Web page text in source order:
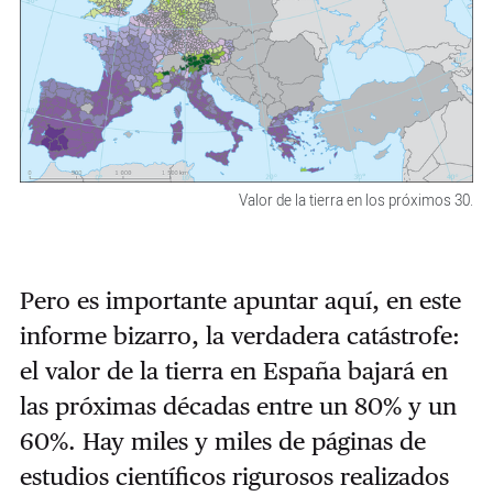
Valor de la tierra en los próximos 30.
Pero es importante apuntar aquí, en este
informe bizarro, la verdadera catástrofe:
el valor de la tierra en España bajará en
las próximas décadas entre un 80% y un
60%. Hay miles y miles de páginas de
estudios científicos rigurosos realizados